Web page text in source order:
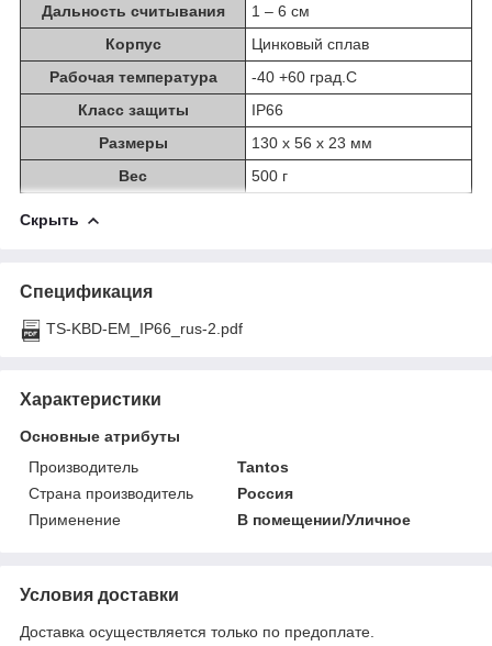
Дальность считывания
1 – 6 см
Корпус
Цинковый сплав
Рабочая температура
-40 +60 град.С
Класс защиты
IP66
Размеры
130 х 56 х 23 мм
Вес
500 г
Скрыть
Спецификация
TS-KBD-EM_IP66_rus-2.pdf
Характеристики
Основные атрибуты
Производитель
Tantos
Страна производитель
Россия
Применение
В помещении/Уличное
Условия доставки
Доставка осуществляется только по предоплате.